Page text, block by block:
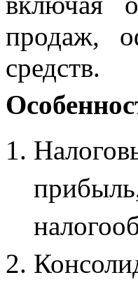
продаж,
средств.